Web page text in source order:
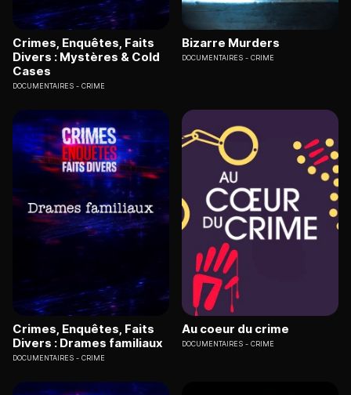
Crimes, Enquêtes, Faits
Divers : Mystères & Cold
Cases
DOCUMENTAIRES CRIME
Bizarre Murders
DOCUMENTAIRES CRIME
Crimes, Enquêtes, Faits
Divers : Drames familiaux
DOCUMENTAIRES CRIME
Au coeur du crime
DOCUMENTAIRES CRIME